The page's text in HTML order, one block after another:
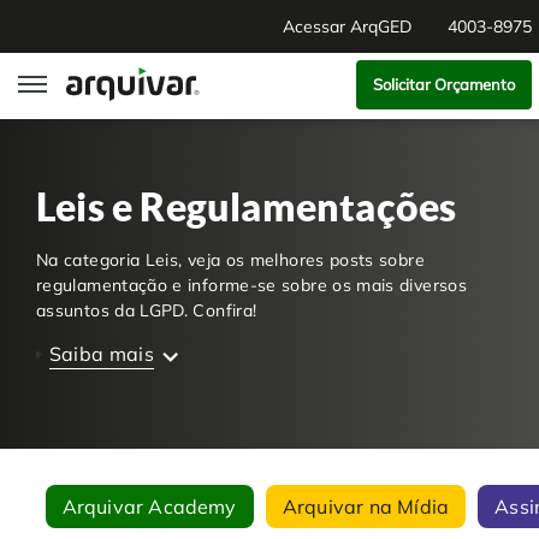
Acessar ArqGED 4003-8975
ArqSign
Soluções
Gestão de Documentos
Software para BPM
Segmentos
Agronegócio
Sobre Nós
Solicitar Orçamento
Leis e Regulamentações
Na categoria Leis, veja os melhores posts sobre
regulamentação e informe-se sobre os mais diversos
assuntos da LGPD. Confira!
Saiba mais
Arquivar Academy Arquivar na Mídia